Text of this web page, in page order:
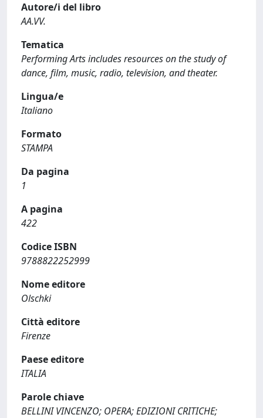
Autore/i del libro
AA.VV.
Tematica
Performing Arts includes resources on the study of
dance, film, music, radio, television, and theater.
Lingua/e
Italiano
Formato
STAMPA
Da pagina
1
A pagina
422
Codice ISBN
9788822252999
Nome editore
Olschki
Città editore
Firenze
Paese editore
ITALIA
Parole chiave
BELLINI VINCENZO; OPERA; EDIZIONI CRITICHE;